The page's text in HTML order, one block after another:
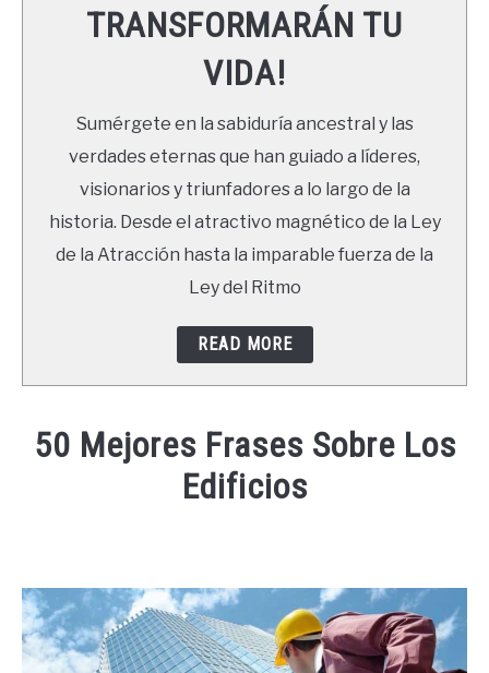
RECURSOS
NEWSLETTER
TRANSFORMARÁN TU
VIDA!
Sumérgete en la sabiduría ancestral y las
verdades eternas que han guiado a líderes,
visionarios y triunfadores a lo largo de la
historia. Desde el atractivo magnético de la Ley
de la Atracción hasta la imparable fuerza de la
Ley del Ritmo
READ MORE
50 Mejores Frases Sobre Los
Edificios
in
Frases